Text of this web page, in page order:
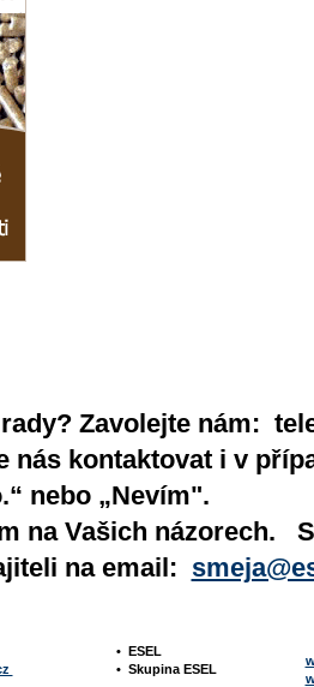
Zavolejte nám:
nás kontaktovat i v
nebo „Nevím".
na Vašich názorech.
na email:
• ESEL
• Skupina ESEL